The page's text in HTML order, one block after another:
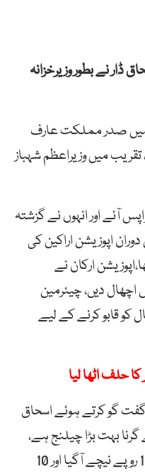
ڈار نے بطور وزیرخزانہ
میں صدر مملکت عارف
میں وزیراعظم شہباز
آئے اور انہوں نے گزشتہ
اپوزیشن اراکین کی
ارکان نے
اچھال دیں، چیئرمین
قابو کرنے کے لیے
حلف اٹھا لیا
گو کرتے ہوئے اسحاق
بہت بڑا چیلنج ہے،
کل رات کو ہم پہنچے ہیں اور ڈالر 10 روپے نیچے آگیا اور 10